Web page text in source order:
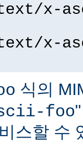
text/x-
text/x-
식의
foo
스할 수